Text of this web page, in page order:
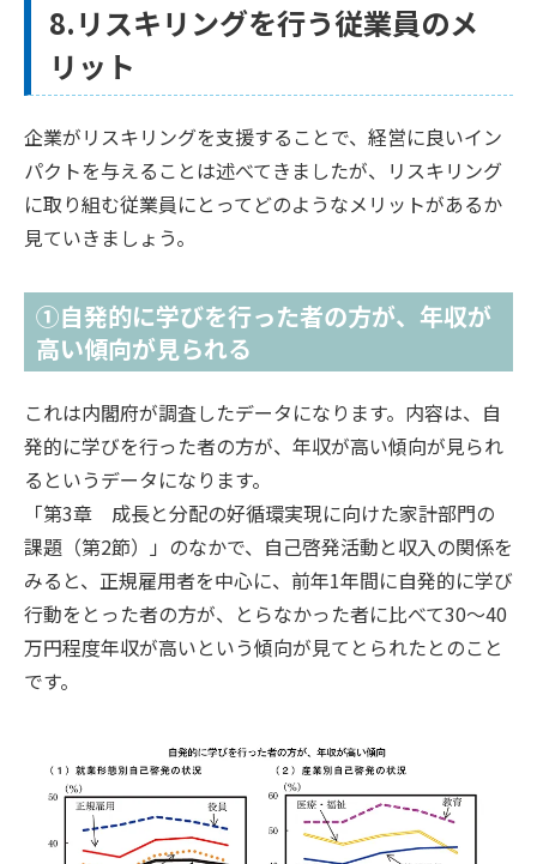
8.リスキリングを行う従業員のメ
リット
企業がリスキリングを支援することで、経営に良いイン
パクトを与えることは述べてきましたが、リスキリング
に取り組む従業員にとってどのようなメリットがあるか
見ていきましょう。
①自発的に学びを行った者の方が、年収が
高い傾向が見られる
これは内閣府が調査したデータになります。内容は、自
発的に学びを行った者の方が、年収が高い傾向が見られ
るというデータになります。
「第3章 成長と分配の好循環実現に向けた家計部門の
課題（第2節）」のなかで、自己啓発活動と収入の関係を
みると、正規雇用者を中心に、前年1年間に自発的に学び
行動をとった者の方が、とらなかった者に比べて30～40
万円程度年収が高いという傾向が見てとられたとのこと
です。